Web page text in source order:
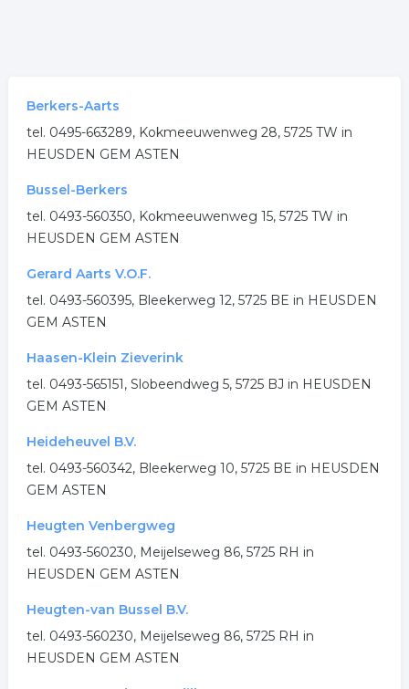
Berkers-Aarts
tel. 0495-663289, Kokmeeuwenweg 28, 5725 TW in
HEUSDEN GEM ASTEN
Bussel-Berkers
tel. 0493-560350, Kokmeeuwenweg 15, 5725 TW in
HEUSDEN GEM ASTEN
Gerard Aarts V.O.F.
tel. 0493-560395, Bleekerweg 12, 5725 BE in HEUSDEN
GEM ASTEN
Haasen-Klein Zieverink
tel. 0493-565151, Slobeendweg 5, 5725 BJ in HEUSDEN
GEM ASTEN
Heideheuvel B.V.
tel. 0493-560342, Bleekerweg 10, 5725 BE in HEUSDEN
GEM ASTEN
Heugten Venbergweg
tel. 0493-560230, Meijelseweg 86, 5725 RH in
HEUSDEN GEM ASTEN
Heugten-van Bussel B.V.
tel. 0493-560230, Meijelseweg 86, 5725 RH in
HEUSDEN GEM ASTEN